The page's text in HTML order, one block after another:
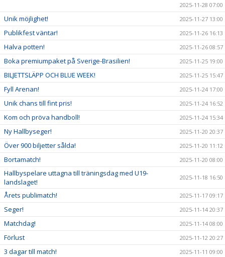
2025-11-28 07:00
Unik möjlighet! 2025-11-27 13:00
Publikfest väntar! 2025-11-26 16:13
Halva potten! 2025-11-26 08:57
Boka premiumpaket på Sverige-Brasilien! 2025-11-25 19:00
BILJETTSLÄPP OCH BLUE WEEK! 2025-11-25 15:47
Fyll Arenan! 2025-11-24 17:00
Unik chans till fint pris! 2025-11-24 16:52
Kom och pröva handboll! 2025-11-24 15:34
Ny Hallbyseger! 2025-11-20 20:37
Över 900 biljetter sålda! 2025-11-20 11:12
Bortamatch! 2025-11-20 08:00
Hallbyspelare uttagna till träningsdag med U19-
landslaget!
2025-11-18 16:50
Årets publimatch! 2025-11-17 09:17
Seger! 2025-11-14 20:37
Matchdag! 2025-11-14 08:00
Förlust 2025-11-12 20:27
3 dagar till match! 2025-11-11 09:00